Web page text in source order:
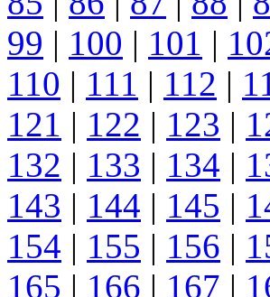
99 | 100 | 101 |
110 | 111 | 112 |
121 | 122 | 123 |
132 | 133 | 134 |
143 | 144 | 145 |
154 | 155 | 156 |
165 | 166 | 167 |